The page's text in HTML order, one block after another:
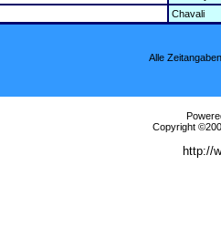
Chavali
Alle
Copyright
http://